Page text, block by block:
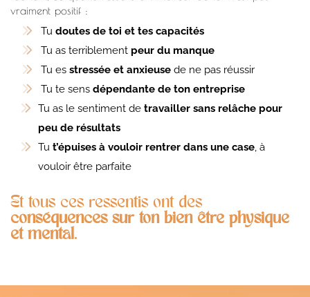
vraiment positif :
Tu doutes de toi et tes capacités
Tu as terriblement peur du manque
Tu es stressée et anxieusede ne pas réussir
Tu te sens dépendante de ton entreprise
Tu as le sentiment detravailler sans relâche pour
peu de résultats
Tu t’épuises à vouloir rentrer dans une case, à
vouloir être parfaite
Et tous ces ressentis ont des
conséquences sur ton bien être physique
et mental .